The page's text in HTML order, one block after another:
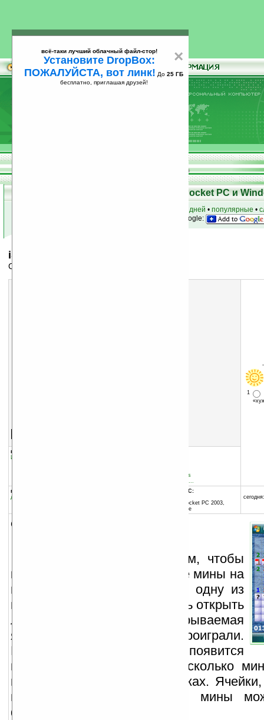
25
Скачать программы для КПК Pocket PC и
за 7 дней • популярные •
на Google:
iSS Mine Sweeper v1.3.0
Сапер
1
группы программы:
Игры
Implicit Software Solutions
pocketgear@implicitsoftw...
программа:
демоверсия
совместима с Pocket PC:
Windows Mobile 2003 (Pocket PC 2003,
Windows CE 4.20) и выше
описание:
Цель игры состоит в том, чтобы
как можно быстрее найти все мины на
минном поле, не вскрыв ни одну из
них. Игрок имеет возможность открыть
любую ячейку. Если открываемая
ячейка содержит мину, вы проиграли.
Если мины нет, в ячейке появится
цифра, которая указывает, сколько
восьми смежных с ней ячейках.
вашему мнению находятся мины
флажками.
×
всё-таки лучший облачный файл-стор!
Установите DropBox:
ПОЖАЛУЙСТА, вот линк! До 25 ГБ
бесплатно, приглашая друзей!